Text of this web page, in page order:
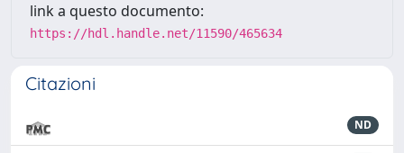
link a questo documento:
https://hdl.handle.net/11590/465634
Citazioni
ND